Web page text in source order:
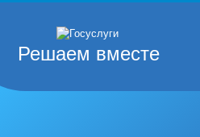
Решаем вместе